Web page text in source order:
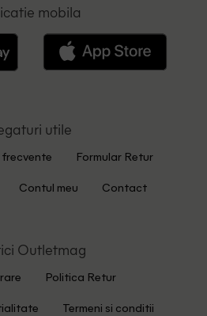
mobila
utile
frecvente Formular Retur
Contul meu Contact
Outletmag
Politica Retur
Termeni si conditii